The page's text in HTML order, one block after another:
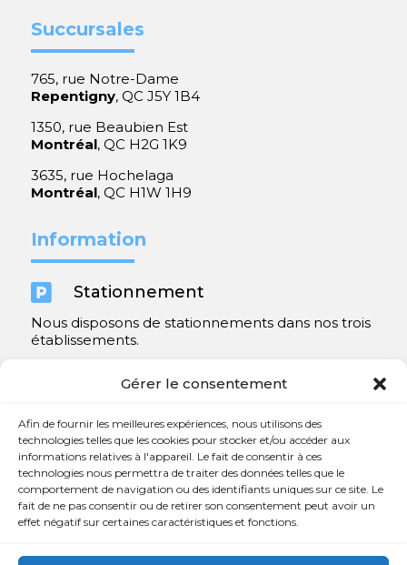
Gérer le consentement
Afin de fournir les meilleures expériences, nous utilisons des
technologies telles que les cookies pour stocker et/ou accéder aux
informations relatives à l'appareil. Le fait de consentir à ces
technologies nous permettra de traiter des données telles que le
comportement de navigation ou des identifiants uniques sur ce site. Le
fait de ne pas consentir ou de retirer son consentement peut avoir un
effet négatif sur certaines caractéristiques et fonctions.
Succursales
765, rue Notre-Dame
Repentigny, QC J5Y 1B4
1350, rue Beaubien Est
Montréal, QC H2G 1K9
3635, rue Hochelaga
Montréal, QC H1W 1H9
Information
 Stationnement
Nous disposons de stationnements dans nos trois
établissements.
Contact
 450 654-3342
 info@charlesrajotte.com